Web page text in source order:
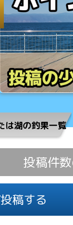
は湖の釣果一覧
投稿件
投稿する